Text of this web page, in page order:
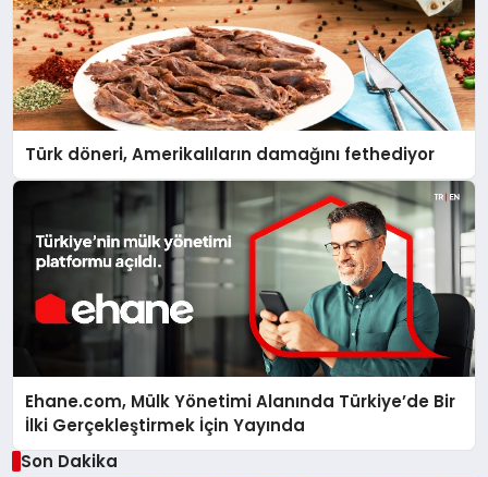
Türk döneri, Amerikalıların damağını fethediyor
Ehane.com, Mülk Yönetimi Alanında Türkiye’de Bir
İlki Gerçekleştirmek İçin Yayında
Son Dakika